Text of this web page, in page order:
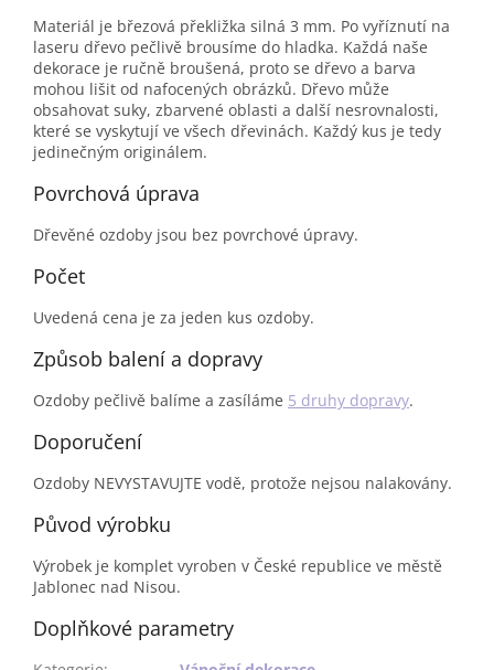
Materiál je březová překližka silná 3 mm. Po vyříznutí na
laseru dřevo pečlivě brousíme do hladka. Každá naše
dekorace je ručně broušená, proto se dřevo a barva
mohou lišit od nafocených obrázků. Dřevo může
obsahovat suky, zbarvené oblasti a další nesrovnalosti,
které se vyskytují ve všech dřevinách. Každý kus je tedy
jedinečným originálem.
Povrchová úprava
Dřevěné ozdoby jsou bez povrchové úpravy.
Počet
Uvedená cena je za jeden kus ozdoby.
Způsob balení a dopravy
Ozdoby pečlivě balíme a zasíláme 5 druhy dopravy.
Doporučení
Ozdoby NEVYSTAVUJTE vodě, protože nejsou nalakovány.
Původ výrobku
Výrobek je komplet vyroben v České republice ve městě
Jablonec nad Nisou.
Doplňkové parametry